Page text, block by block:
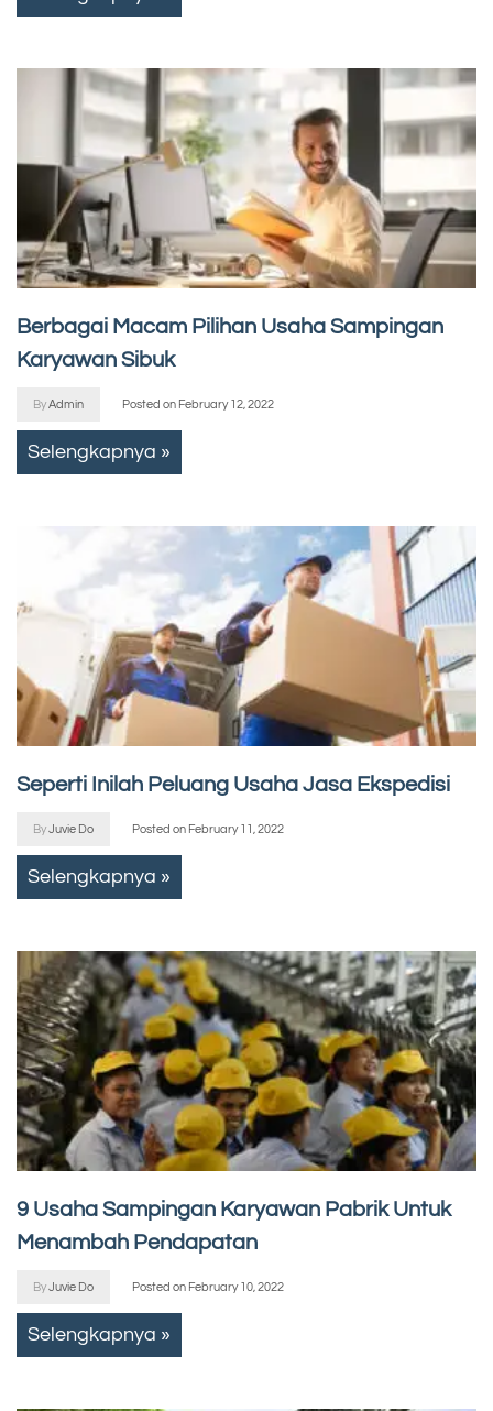
Berbagai Macam Pilihan Usaha Sampingan
Karyawan Sibuk
ByAdmin Posted on February 12, 2022
Selengkapnya »
Seperti Inilah Peluang Usaha Jasa Ekspedisi
ByJuvie Do Posted on February 11, 2022
Selengkapnya »
9 Usaha Sampingan Karyawan Pabrik Untuk
Menambah Pendapatan
ByJuvie Do Posted on February 10, 2022
Selengkapnya »